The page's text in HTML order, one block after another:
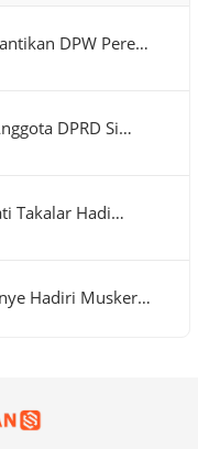
DPW Pere…
DPRD Si…
Takalar Hadi…
Hadiri Musker…